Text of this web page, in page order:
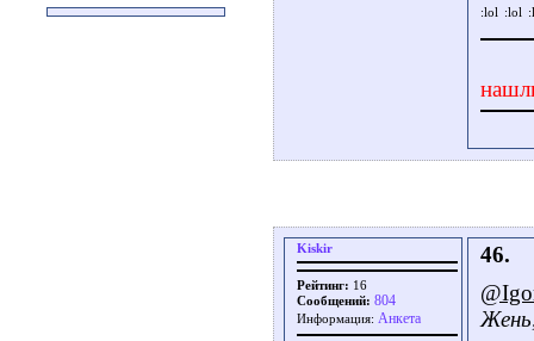
Kiskir
Рейтинг: 16
Сообщений: 804
Информация: Aнкета
46.